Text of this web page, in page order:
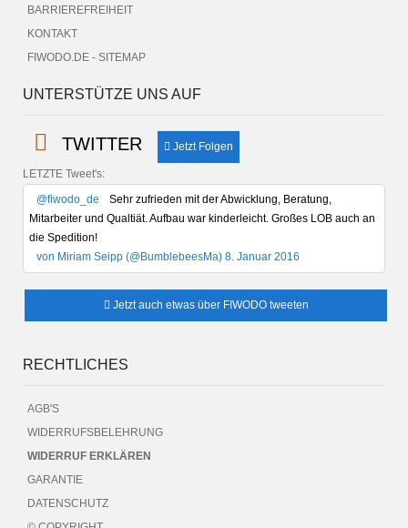
BARRIEREFREIHEIT
KONTAKT
FIWODO.DE - SITEMAP
UNTERSTÜTZE UNS AUF
TWITTER Jetzt Folgen
LETZTE Tweet's:
@fiwodo_de
Sehr zufrieden mit der Abwicklung, Beratung,
Mitarbeiter und Qualtiät. Aufbau war kinderleicht. Großes LOB auch an
die Spedition!
von Miriam Seipp (@BumblebeesMa) 8. Januar 2016
Jetzt auch etwas über FIWODO tweeten
RECHTLICHES
AGB'S
WIDERRUFSBELEHRUNG
WIDERRUF ERKLÄREN
GARANTIE
DATENSCHUTZ